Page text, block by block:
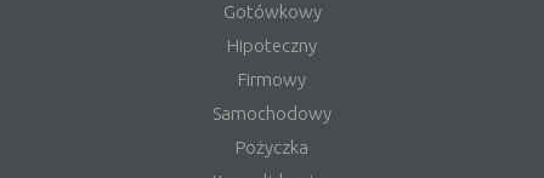
Gotówkowy
Hipoteczny
Firmowy
Samochodowy
Pożyczka